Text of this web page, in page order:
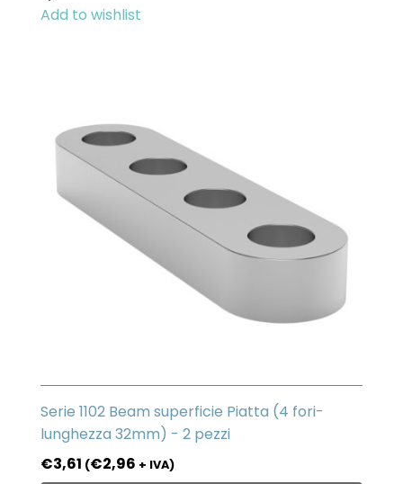
Add to wishlist
Serie 1102 Beam superficie Piatta (4 fori-
lunghezza 32mm) - 2 pezzi
€3,61 (€2,96 + IVA)